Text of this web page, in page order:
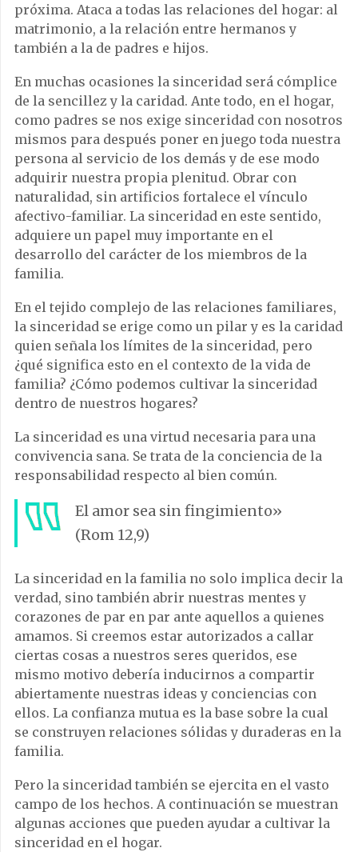
próxima. Ataca a todas las relaciones del hogar: al
matrimonio, a la relación entre hermanos y
también a la de padres e hijos.
En muchas ocasiones la sinceridad será cómplice
de la sencillez y la caridad. Ante todo, en el hogar,
como padres se nos exige sinceridad con nosotros
mismos para después poner en juego toda nuestra
persona al servicio de los demás y de ese modo
adquirir nuestra propia plenitud. Obrar con
naturalidad, sin artificios fortalece el vínculo
afectivo-familiar. La sinceridad en este sentido,
adquiere un papel muy importante en el
desarrollo del carácter de los miembros de la
familia.
En el tejido complejo de las relaciones familiares,
la sinceridad se erige como un pilar y es la caridad
quien señala los límites de la sinceridad, pero
¿qué significa esto en el contexto de la vida de
familia? ¿Cómo podemos cultivar la sinceridad
dentro de nuestros hogares?
La sinceridad es una virtud necesaria para una
convivencia sana. Se trata de la conciencia de la
responsabilidad respecto al bien común.
El amor sea sin fingimiento»
(Rom 12,9)
La sinceridad en la familia no solo implica decir la
verdad, sino también abrir nuestras mentes y
corazones de par en par ante aquellos a quienes
amamos. Si creemos estar autorizados a callar
ciertas cosas a nuestros seres queridos, ese
mismo motivo debería inducirnos a compartir
abiertamente nuestras ideas y conciencias con
ellos. La confianza mutua es la base sobre la cual
se construyen relaciones sólidas y duraderas en la
familia.
Pero la sinceridad también se ejercita en el vasto
campo de los hechos. A continuación se muestran
algunas acciones que pueden ayudar a cultivar la
sinceridad en el hogar.